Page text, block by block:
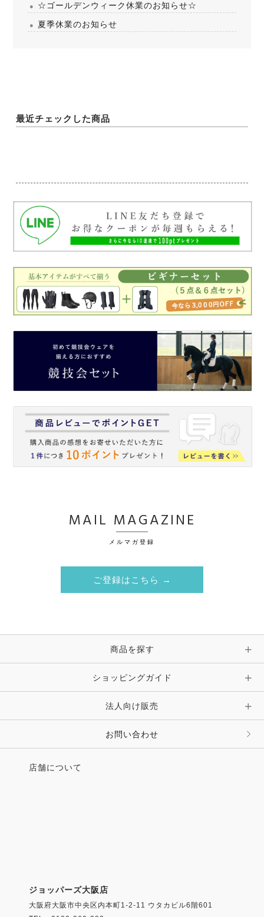
☆ゴールデンウィーク休業のお知らせ☆
夏季休業のお知らせ
最近チェックした商品
MAIL MAGAZINE
メルマガ登録
ご登録はこちら →
商品を探す
ショッピングガイド
法人向け販売
お問い合わせ
店舗について
ジョッパーズ大阪店
大阪府大阪市中央区内本町1-2-11 ウタカビル6階601